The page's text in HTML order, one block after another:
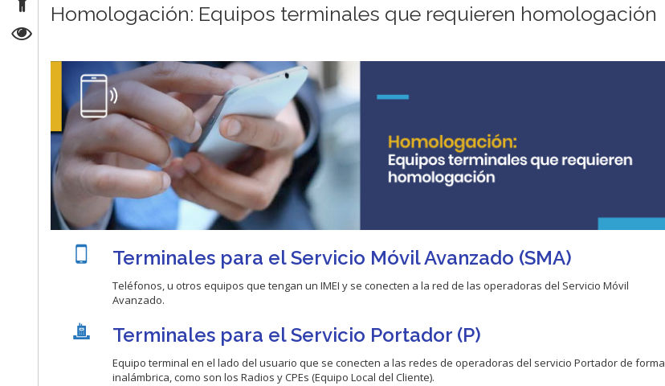
Homologación: Equipos terminales que requieren homologación
Terminales para el Servicio Móvil Avanzado (SMA)
Teléfonos, u otros equipos que tengan un IMEI y se conecten a la red de las operadoras del Servicio Móvil
Avanzado.
Terminales para el Servicio Portador (P)
Equipo terminal en el lado del usuario que se conecten a las redes de operadoras del servicio Portador de forma
inalámbrica, como son los Radios y CPEs (Equipo Local del Cliente).